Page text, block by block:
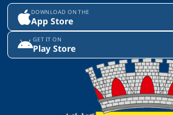
DOWNLOAD ON THE
App Store
GET IT ON
Play Store